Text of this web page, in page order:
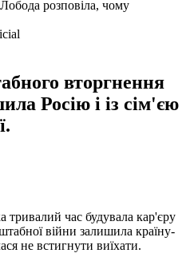
вторгнення
Росію і із сім'єю
тривалий час будувала кар'єру
війни залишила країну-
не встигнути виїхати.